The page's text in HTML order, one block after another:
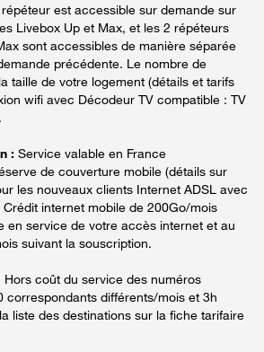
est accessible sur demande sur
Livebox Up et Max, et les 2 répéteurs
sont accessibles de manière séparée
précédente. Le nombre de
taille de votre logement (détails et tarifs
wifi avec Décodeur TV compatible : TV
: Service valable en France
de couverture mobile (détails sur
les nouveaux clients Internet ADSL avec
internet mobile de 200Go/mois
en service de votre accès internet et au
suivant la souscription.
Hors coût du service des numéros
correspondants différents/mois et 3h
liste des destinations sur la fiche tarifaire